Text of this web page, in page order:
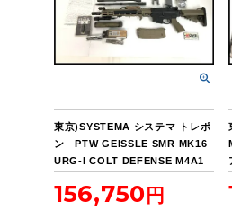
東京)SYSTEMA システマ トレポ
ン PTW GEISSLE SMR MK16
URG-I COLT DEFENSE M4A1
156,750